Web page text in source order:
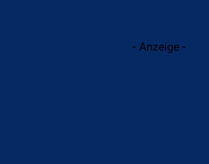
- Anzeige -